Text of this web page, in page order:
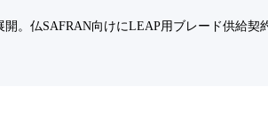
。仏SAFRAN向けにLEAP用ブレード供給契